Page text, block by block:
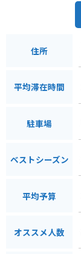
住所
平均滞在時間
駐車場
ベストシーズン
平均予算
オススメ人数